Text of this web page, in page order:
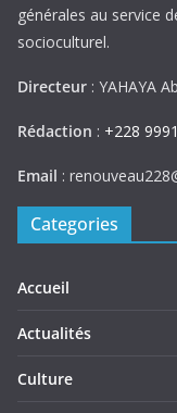
générales au service
socioculturel.
Directeur : YAHAYA
Rédaction : +228
Email :
Categories
Accueil
Actualités
Culture